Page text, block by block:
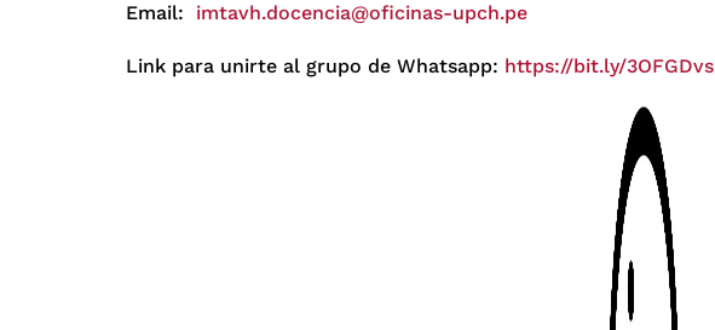
Email: imtavh.docencia@oficinas-upch.pe
Link para unirte al grupo de Whatsapp: https://bit.ly/3OFGDvs